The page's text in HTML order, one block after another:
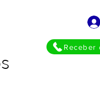
Receber